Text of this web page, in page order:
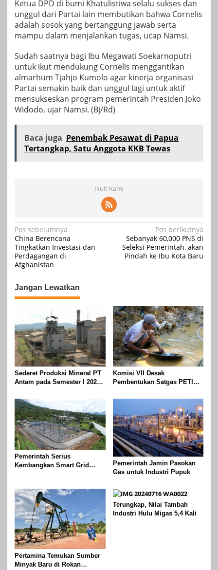
Ketua DPD di bumi Khatulistiwa selalu sukses dan
unggul dari Partai lain membutikan bahwa Cornelis
adalah sosok yang bertanggung jawab serta
mampu dalam menjalankan tugas, ucap Namsi.
Sudah saatnya bagi Ibu Megawati Soekarnoputri
untuk ikut mendukung Cornelis menggantikan
almarhum Tjahjo Kumolo agar kinerja organisasi
Partai semakin baik dan unggul lagi untuk aktif
mensukseskan program pemerintah Presiden Joko
Widodo, ujar Namsi. (Bj/Rd)
Baca juga Penembak Pesawat di Papua
Tertangkap, Satu Anggota KKB Tewas
Ikuti Kami
Navigasi
pos
Pos sebelumnya
China Berencana
Tingkatkan Investasi dan
Perdagangan di
Afghanistan
Pos berikutnya
Sebanyak 60,000 PNS di
Seleksi Pemerintah, akan
Pindah ke Ibu Kota Baru
Jangan Lewatkan
Sederet Produksi Mineral PT
Antam pada Semester I 2024,
Komisi VII Desak
Pembentukan Satgas PETI
Longsor Tambang Emas
Pemerintah Serius
Kembangkan Smart Grid
Pemerintah Jamin Pasokan
Gas untuk Industri Pupuk
Pertamina Temukan Sumber
Minyak Baru di Rokan
Terungkap, Nilai Tambah
Industri Hulu Migas 5,4 Kali